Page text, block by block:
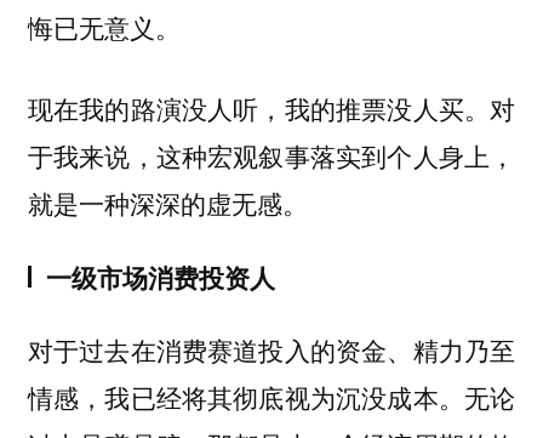
悔已无意义。
现在我的路演没人听，我的推票没人买。对
于我来说，这种宏观叙事落实到个人身上，
就是一种深深的虚无感。
一级市场消费投资人
对于过去在消费赛道投入的资金、精力乃至
情感，我已经将其彻底视为沉没成本。无论